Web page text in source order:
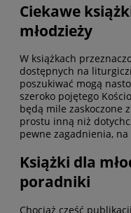
Ciekawe
młodzieży
W książkach
dostępnych na
poszukiwać mogą
szeroko pojętego
będą mile zaskoczone
prostu inną niż
pewne zagadnienia,
Książki dla
poradniki
Chociaż część